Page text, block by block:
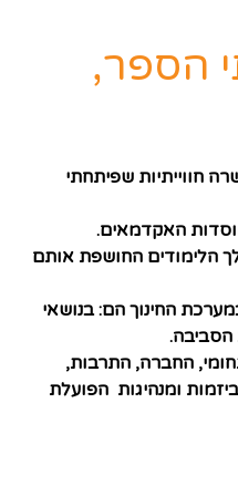
הספר,
חווייתיות שפיתחתי
האקדמאים.
הלימודים החושפת אותם
החינוך הם: בנושאי
החברה, התרבות,
ומנהיגות הפועלת